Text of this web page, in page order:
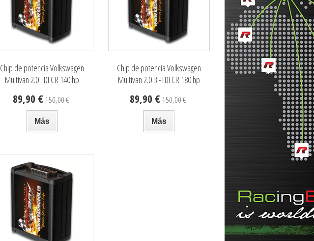
Chip de potencia Volkswagen
Multivan 2.0 TDI CR 140 hp
89,90 € 150,00 €
Más
Chip de potencia Volkswagen
Multivan 2.0 Bi-TDI CR 180 hp
89,90 € 150,00 €
Más